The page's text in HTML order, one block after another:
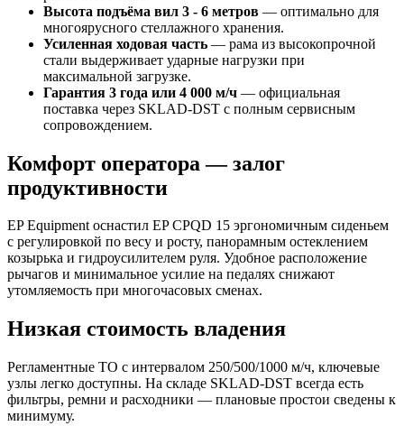
Высота подъёма вил 3 - 6 метров — оптимально для
многоярусного стеллажного хранения.
Усиленная ходовая часть — рама из высокопрочной
стали выдерживает ударные нагрузки при
максимальной загрузке.
Гарантия 3 года или 4 000 м/ч — официальная
поставка через SKLAD‑DST с полным сервисным
сопровождением.
Комфорт оператора — залог
продуктивности
EP Equipment оснастил EP CPQD 15 эргономичным сиденьем
с регулировкой по весу и росту, панорамным остеклением
козырька и гидроусилителем руля. Удобное расположение
рычагов и минимальное усилие на педалях снижают
утомляемость при многочасовых сменах.
Низкая стоимость владения
Регламентные ТО с интервалом 250/500/1000 м/ч, ключевые
узлы легко доступны. На складе SKLAD‑DST всегда есть
фильтры, ремни и расходники — плановые простои сведены к
минимуму.